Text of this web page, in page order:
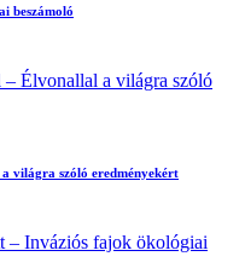
beszámoló
világra szóló eredményekért